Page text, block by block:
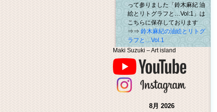
って参りました「鈴木麻紀 油
絵とリトグラフと…Vol:1」は
こちらに保存しております
⇒⇒ 鈴木麻紀の油絵とリトグ
ラフと…Vol.1
Maki Suzuki – Art island
8月 2026